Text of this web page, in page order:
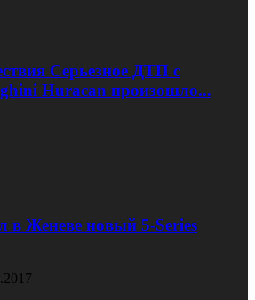
Серьезное ДТП с
Huracan произошло...
в Женеве новый 5-Series